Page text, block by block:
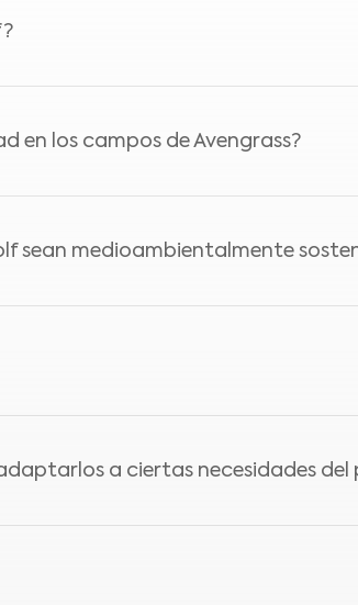
natural espectacular con diseños
de golf es extremadamente
qué tipo de césped utilizar
en los campos de Avengrass?
de habilidad, ya que presentan
sean medioambientalmente
su impacto ambiental y promover
profundidad de 10 cm y colocar
a ciertas necesidades